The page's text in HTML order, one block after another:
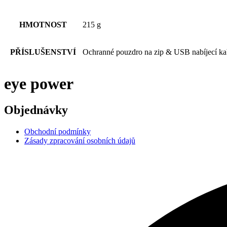
HMOTNOST 215 g
PŘÍSLUŠENSTVÍ Ochranné pouzdro na zip & USB nabíjecí
eye power
Objednávky
Obchodní podmínky
Zásady zpracování osobních údajů